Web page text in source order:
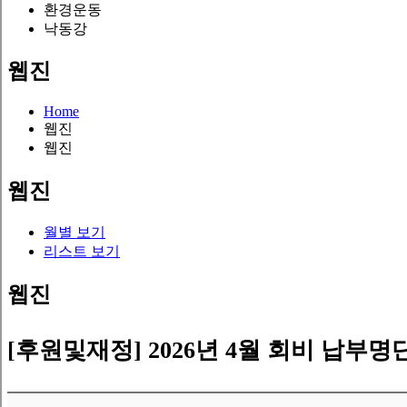
환경운동
낙동강
웹진
Home
웹진
웹진
웹진
월별 보기
리스트 보기
웹진
[후원및재정] 2026년 4월 회비 납부명